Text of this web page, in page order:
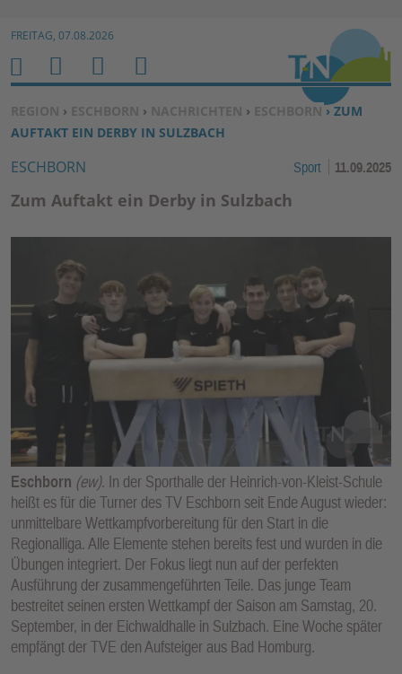
Zum Inhalt springen ↓
FREITAG, 07.08.2026
SIE BEFINDEN SICH HIER:
REGION › ESCHBORN › NACHRICHTEN › ESCHBORN› ZUM
AUFTAKT EIN DERBY IN SULZBACH
ESCHBORN Sport 11.09.2025
Zum Auftakt ein Derby in Sulzbach
Eschborn (ew). In der Sporthalle der Heinrich-von-Kleist-Schule
heißt es für die Turner des TV Eschborn seit Ende August wieder:
unmittelbare Wettkampfvorbereitung für den Start in die
Regionalliga. Alle Elemente stehen bereits fest und wurden in die
Übungen integriert. Der Fokus liegt nun auf der perfekten
Ausführung der zusammengeführten Teile. Das junge Team
bestreitet seinen ersten Wettkampf der Saison am Samstag, 20.
September, in der Eichwaldhalle in Sulzbach. Eine Woche später
empfängt der TVE den Aufsteiger aus Bad Homburg.
H
O
M
E
M
E
N
U
S
U
C
N
B
E
N
Z
R
U
N
K
TI
N
E
N